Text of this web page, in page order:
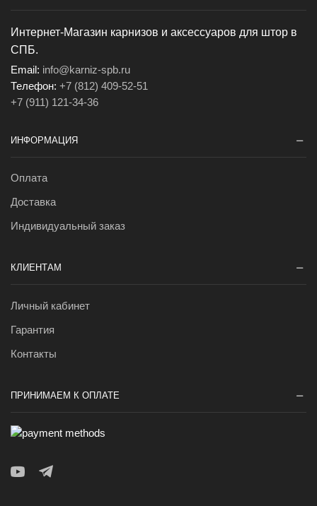
Интернет-Магазин карнизов и аксессуаров для штор в
СПБ.
Email: info@karniz-spb.ru
Телефон: +7 (812) 409-52-51
+7 (911) 121-34-36
ИНФОРМАЦИЯ
Оплата
Доставка
Индивидуальный заказ
КЛИЕНТАМ
Личный кабинет
Гарантия
Контакты
ПРИНИМАЕМ К ОПЛАТЕ
YoutubeTelegram